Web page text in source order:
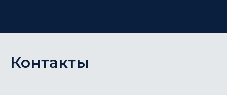
Контакты